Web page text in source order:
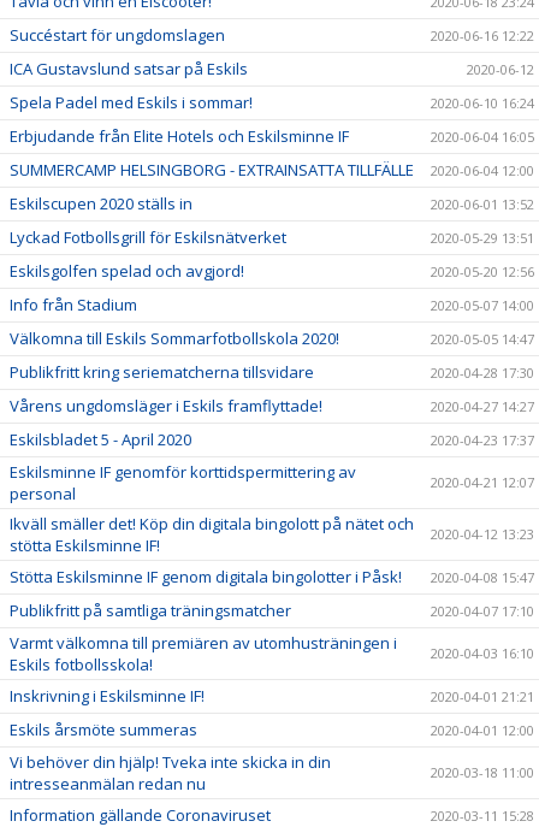
Succéstart för ungdomslagen 2020-06-16 12:22
ICA Gustavslund satsar på Eskils 2020-06-12
Spela Padel med Eskils i sommar! 2020-06-10 16:24
Erbjudande från Elite Hotels och Eskilsminne IF 2020-06-04 16:05
SUMMERCAMP HELSINGBORG - EXTRAINSATTA TILLFÄLLE 2020-06-04 12:00
Eskilscupen 2020 ställs in 2020-06-01 13:52
Lyckad Fotbollsgrill för Eskilsnätverket 2020-05-29 13:51
Eskilsgolfen spelad och avgjord! 2020-05-20 12:56
Info från Stadium 2020-05-07 14:00
Välkomna till Eskils Sommarfotbollskola 2020! 2020-05-05 14:47
Publikfritt kring seriematcherna tillsvidare 2020-04-28 17:30
Vårens ungdomsläger i Eskils framflyttade! 2020-04-27 14:27
Eskilsbladet 5 - April 2020 2020-04-23 17:37
Eskilsminne IF genomför korttidspermittering av
personal
2020-04-21 12:07
Ikväll smäller det! Köp din digitala bingolott på nätet och
stötta Eskilsminne IF!
2020-04-12 13:23
Stötta Eskilsminne IF genom digitala bingolotter i Påsk! 2020-04-08 15:47
Publikfritt på samtliga träningsmatcher 2020-04-07 17:10
Varmt välkomna till premiären av utomhusträningen i
Eskils fotbollsskola!
2020-04-03 16:10
Inskrivning i Eskilsminne IF! 2020-04-01 21:21
Eskils årsmöte summeras 2020-04-01 12:00
Vi behöver din hjälp! Tveka inte skicka in din
intresseanmälan redan nu
2020-03-18 11:00
Information gällande Coronaviruset 2020-03-11 15:28